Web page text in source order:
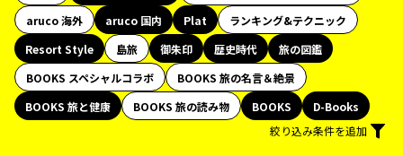
aruco 海外
aruco 国内 Plat
ランキング&テクニック
Resort Style
島旅 御朱印 歴史時代
旅の図鑑
BOOKS スペシャルコラボ
BOOKS 旅の名言＆絶景
BOOKS 旅と健康
BOOKS 旅の読み物 BOOKS
D-Books
絞り込み条件を追加